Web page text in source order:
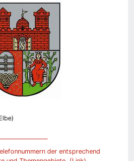
der entsprechend